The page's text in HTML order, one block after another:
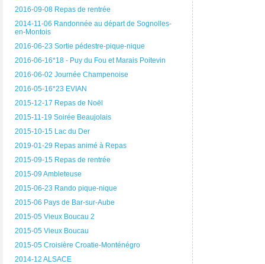
2016-09-08 Repas de rentrée
2014-11-06 Randonnée au départ de Sognolles-
en-Montois
2016-06-23 Sortie pédestre-pique-nique
2016-06-16*18 - Puy du Fou et Marais Poitevin
2016-06-02 Journée Champenoise
2016-05-16*23 EVIAN
2015-12-17 Repas de Noël
2015-11-19 Soirée Beaujolais
2015-10-15 Lac du Der
2019-01-29 Repas animé à Repas
2015-09-15 Repas de rentrée
2015-09 Ambleteuse
2015-06-23 Rando pique-nique
2015-06 Pays de Bar-sur-Aube
2015-05 Vieux Boucau 2
2015-05 Vieux Boucau
2015-05 Croisière Croatie-Monténégro
2014-12 ALSACE